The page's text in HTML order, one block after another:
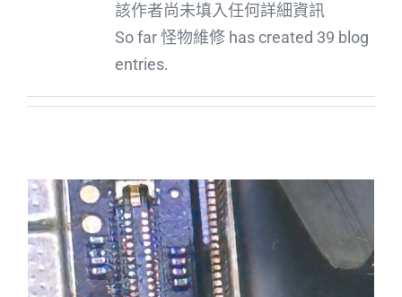
該作者尚未填入任何詳細資訊
So far 怪物維修 has created 39 blog
entries.